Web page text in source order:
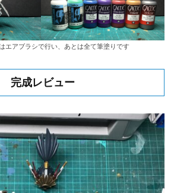
エアブラシで行い、あとは全て筆塗りです
完成レビュー